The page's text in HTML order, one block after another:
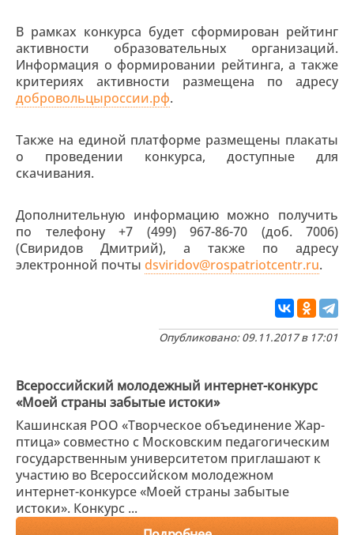
В рамках конкурса будет сформирован рейтинг
активности образовательных организаций.
Информация о формировании рейтинга, а также
критериях активности размещена по адресу
добровольцыроссии.рф.
Также на единой платформе размещены плакаты
о проведении конкурса, доступные для
скачивания.
Дополнительную информацию можно получить
по телефону +7 (499) 967-86-70 (доб. 7006)
(Свиридов Дмитрий), а также по адресу
электронной почты dsviridov@rospatriotcentr.ru.
Опубликовано: 09.11.2017 в 17:01
Всероссийский молодежный интернет-конкурс
«Моей страны забытые истоки»
Кашинская РОО «Творческое объединение Жар-
птица» совместно с Московским педагогическим
государственным университетом приглашают к
участию во Всероссийском молодежном
интернет-конкурсе «Моей страны забытые
истоки». Конкурс ...